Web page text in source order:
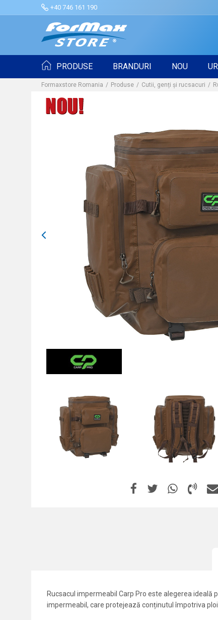
+40 746 161 190
PRODUSE BRANDURI NOU
Formaxstore Romania Produse Cutii, genți și rucsacuri
Rucsacul impermeabil Carp Pro este alegerea
impermeabil, care protejează conținutul împotriva